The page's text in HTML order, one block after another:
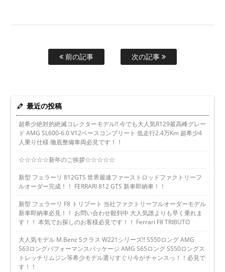
前の記事 次の記事
最近の投稿
超希少絶対的絶滅コレクターモデル!! 今でも大人気R129最高峰グレー
ド AMG SL600-6.0 V12ベースコンプリート 低走行2.4万Km 超希少4
人乗り仕様 徹底整備車両必見です！！
☆☆☆☆☆新年のご挨拶☆☆☆☆☆
新型 フェラーリ 812GTS 世界最速ファーストロッドファクトリーフ
ルオーダー完成！！ FERRARI 812 GTS 新車即納車！！
新型 フェラーリ F8 トリブート 当社ファクトリーフルオーダーモデル
新車即納車必見！！ お問い合わせ殺到中 大人気誰よりも早く乗れま
す！！ 本気でお探しのお客様必見です！！ Ferrari F8 TRIBUTO
大人気モデル M.Benz Sクラス W221シリーズ!! S550ロング AMG
S63ロングパフォーマンスパッケージ AMG S65ロング S550ロングス
トレッチリムジン等希少モデル選りすぐり今がチャンスっ！！必見で
す！！